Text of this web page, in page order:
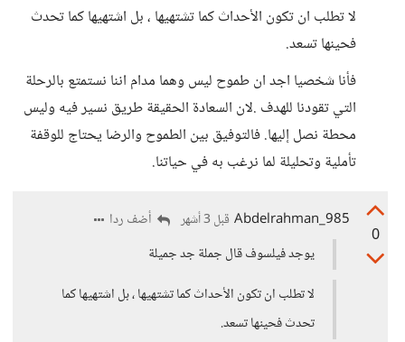
لا تطلب ان تكون الأحداث كما تشتهيها ، بل اشتهيها كما تحدث
فحينها تسعد.
فأنا شخصيا اجد ان طموح ليس وهما مدام اننا نستمتع بالرحلة
التي تقودنا للهدف .لان السعادة الحقيقة طريق نسير فيه وليس
محطة نصل إليها. فالتوفيق بين الطموح والرضا يحتاج للوقفة
تأملية وتحليلة لما نرغب به في حياتنا.
0
Abdelrahman_985 قبل 3 أشهر
أضف ردا
يوجد فيلسوف قال جملة جد جميلة
لا تطلب ان تكون الأحداث كما تشتهيها ، بل اشتهيها كما
تحدث فحينها تسعد.